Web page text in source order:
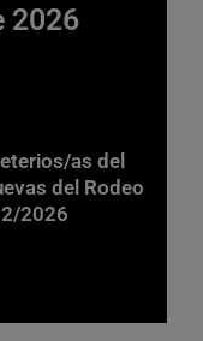
2026
as del
del Rodeo
2026